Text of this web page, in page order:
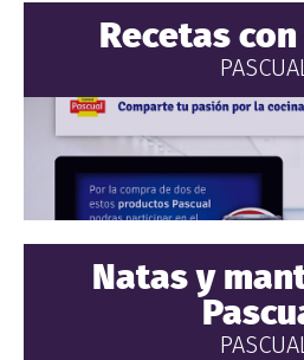
Recetas
PASCUAL
Natas y
PASCUAL